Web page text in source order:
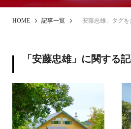
HOME 記事一覧 「安藤忠雄」タグ
「安藤忠雄」に関する